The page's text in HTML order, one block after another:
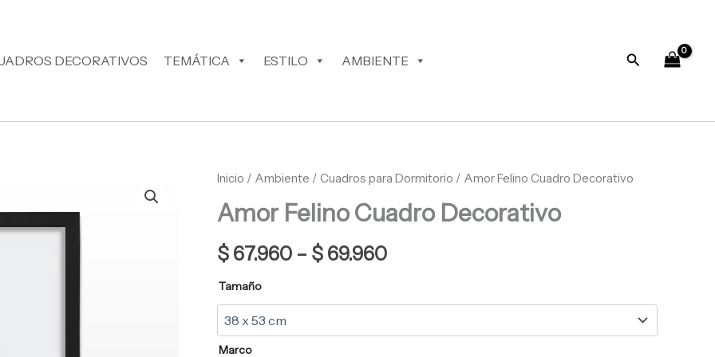
DECORATIVOS TEMÁTICA ESTILO AMBIENTE Buscar
Inicio / Ambiente / Cuadros para Dormitorio / Amor Felino Cuadro Decorativo
Amor Felino Cuadro Decorativo
$ 67.960 – $ 69.960
Rango
de
Tamaño
Marco
Amor
Cuadro
Decorativo
cantidad